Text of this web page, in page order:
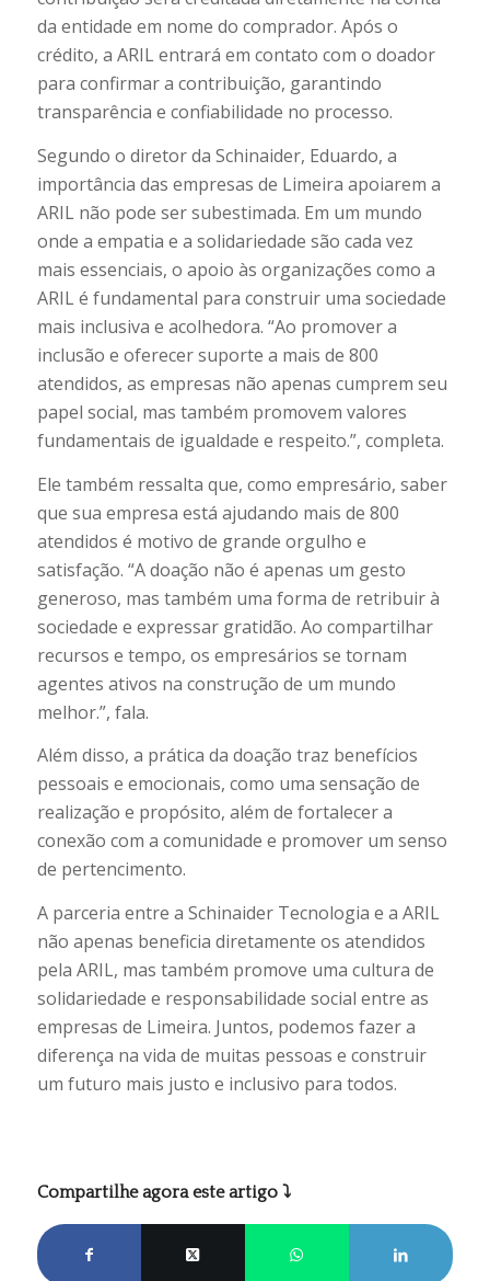
da entidade em nome do comprador. Após o
crédito, a ARIL entrará em contato com o doador
para confirmar a contribuição, garantindo
transparência e confiabilidade no processo.
Segundo o diretor da Schinaider, Eduardo, a
importância das empresas de Limeira apoiarem a
ARIL não pode ser subestimada. Em um mundo
onde a empatia e a solidariedade são cada vez
mais essenciais, o apoio às organizações como a
ARIL é fundamental para construir uma sociedade
mais inclusiva e acolhedora. “Ao promover a
inclusão e oferecer suporte a mais de 800
atendidos, as empresas não apenas cumprem seu
papel social, mas também promovem valores
fundamentais de igualdade e respeito.”, completa.
Ele também ressalta que, como empresário, saber
que sua empresa está ajudando mais de 800
atendidos é motivo de grande orgulho e
satisfação. “A doação não é apenas um gesto
generoso, mas também uma forma de retribuir à
sociedade e expressar gratidão. Ao compartilhar
recursos e tempo, os empresários se tornam
agentes ativos na construção de um mundo
melhor.”, fala.
Além disso, a prática da doação traz benefícios
pessoais e emocionais, como uma sensação de
realização e propósito, além de fortalecer a
conexão com a comunidade e promover um senso
de pertencimento.
A parceria entre a Schinaider Tecnologia e a ARIL
não apenas beneficia diretamente os atendidos
pela ARIL, mas também promove uma cultura de
solidariedade e responsabilidade social entre as
empresas de Limeira. Juntos, podemos fazer a
diferença na vida de muitas pessoas e construir
um futuro mais justo e inclusivo para todos.
Compartilhe agora este artigo ⤵